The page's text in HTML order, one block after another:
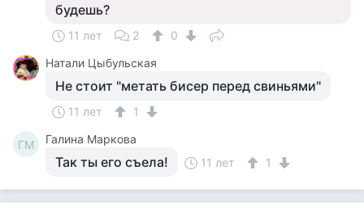
будешь?
11 лет 2
0
Натали Цыбульская
Не стоит "метать бисер перед свиньями"
11 лет 1
ГМ Галина Маркова
Так ты его съела! 11 лет 1